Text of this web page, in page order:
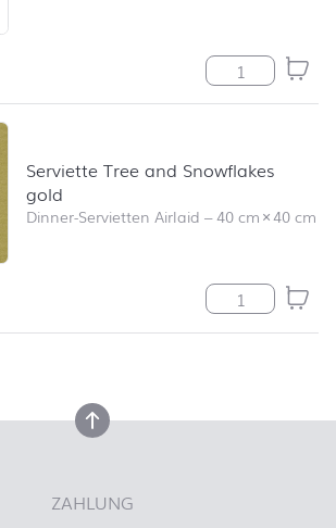
Serviette
Serviette Tree and Snowflakes
gold
Dinner-Servietten Airlaid –40 cm×40 cm
Serviette Tree
nach oben
ZAHLUNG